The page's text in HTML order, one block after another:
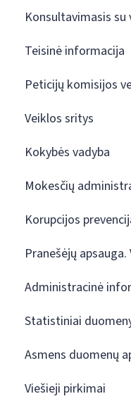
Konsultavimasis su
Teisinė informacija
Peticijų komisijos
Veiklos sritys
Kokybės vadyba
Mokesčių
Korupcijos
Pranešėjų
Administracinė
Statistiniai
Asmens duomenų
Viešieji pirkimai